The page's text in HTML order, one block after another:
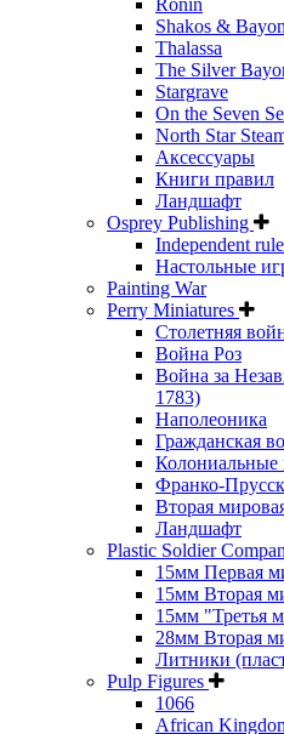
Ronin
Shakos &
Thalassa
The Silver
Stargrave
On the Seven
North Star
Аксессуары
Книги правил
Ландшафт
Osprey Publishing
Independent
Настольные
Painting War
Perry Miniatures
Столетняя
Война Роз
Война за
1783)
Наполеоника
Гражданская
Колониальные
Франко-
Вторая
Ландшафт
Plastic Soldier
15мм Первая
15мм Вторая
15мм "Третья
28мм Вторая
Литники
Pulp Figures
1066
African